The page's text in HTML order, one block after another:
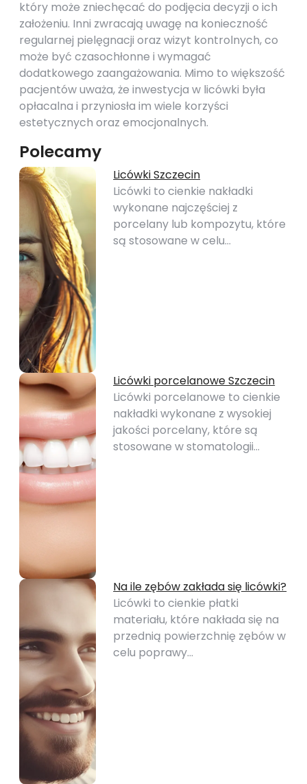
który może zniechęcać do podjęcia decyzji o ich
założeniu. Inni zwracają uwagę na konieczność
regularnej pielęgnacji oraz wizyt kontrolnych, co
może być czasochłonne i wymagać
dodatkowego zaangażowania. Mimo to większość
pacjentów uważa, że inwestycja w licówki była
opłacalna i przyniosła im wiele korzyści
estetycznych oraz emocjonalnych.
Polecamy
Licówki Szczecin
Licówki to cienkie nakładki
wykonane najczęściej z
porcelany lub kompozytu, które
są stosowane w celu…
Licówki porcelanowe Szczecin
Licówki porcelanowe to cienkie
nakładki wykonane z wysokiej
jakości porcelany, które są
stosowane w stomatologii…
Na ile zębów zakłada się licówki?
Licówki to cienkie płatki
materiału, które nakłada się na
przednią powierzchnię zębów w
celu poprawy…